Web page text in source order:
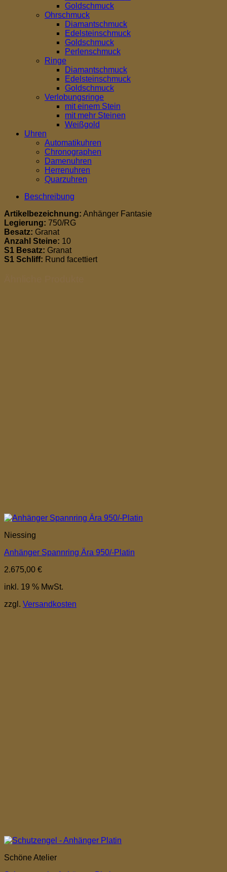
Goldschmuck
Ohrschmuck
Diamantschmuck
Edelsteinschmuck
Goldschmuck
Perlenschmuck
Ringe
Diamantschmuck
Edelsteinschmuck
Goldschmuck
Verlobungsringe
mit einem Stein
mit mehr Steinen
Weißgold
Uhren
Automatikuhren
Chronographen
Damenuhren
Herrenuhren
Quarzuhren
Beschreibung
Artikelbezeichnung: Anhänger Fantasie
Legierung: 750/RG
Besatz: Granat
Anzahl Steine: 10
S1 Besatz: Granat
S1 Schliff: Rund facettiert
Niessing
Anhänger Spannring Ära 950/-Platin
2.675,00 €
inkl. 19 % MwSt.
zzgl. Versandkosten
Schöne Atelier